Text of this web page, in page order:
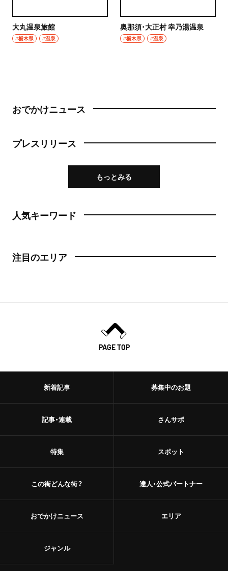
大丸温泉旅館
#栃木県 #温泉
奥那須･大正村 幸乃湯温泉
#栃木県 #温泉
おでかけニュース
プレスリリース
もっとみる
人気キーワード
注目のエリア
PAGE TOP
新着記事
記事・連載
特集
この街どんな街？
おでかけニュース
募集中のお題
さんサポ
スポット
達人・公式パートナー
エリア
ジャンル